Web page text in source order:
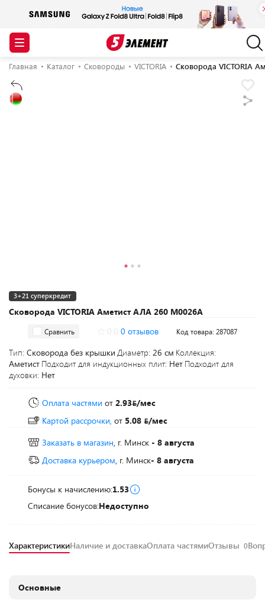
Главная Каталог Сковороды VICTORIA Сковорода VICTORIA
Сковорода VICTORIA Аметист АЛА 260 М0026А
3+21 суперкредит
Сравнить 0 отзывов Код товара: 287087
Тип: Сковорода без крышки Диаметр: 26 см Коллекция:
Аметист Подходит для индукционных плит: Нет Подходит для
духовки: Нет
Оплата частями от 2.93 /мес
Картой рассрочки, от 5.08
/мес
Заказать в магазин, г. Минск - 8 августа
Доставка курьером, г. Минск- 8 августа
Бонусы к начислению:1.53
Списание бонусов:Недоступно
ХарактеристикиНаличие и доставкаОплата частямиОтзывы 0
Основные